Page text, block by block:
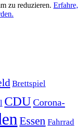
zu reduzieren. Erfahre,
Brettspiel
CDUCorona-
Essen Fahrrad